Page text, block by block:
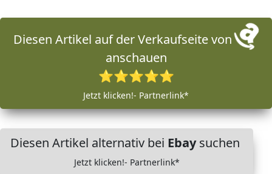
Diesen Artikel auf der Verkaufseite von
anschauen
⭐⭐⭐⭐⭐
Jetzt klicken!- Partnerlink*
Diesen Artikel alternativ bei Ebaysuchen
Jetzt klicken!- Partnerlink*